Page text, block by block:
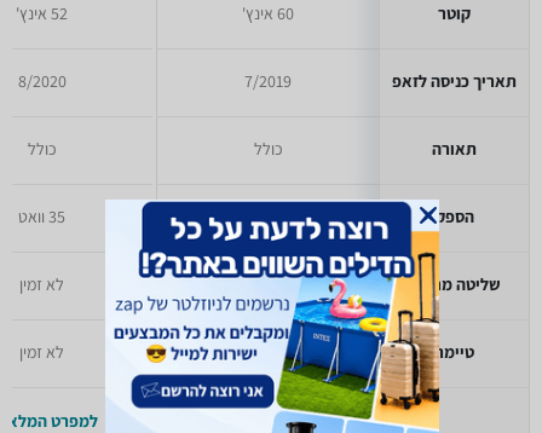
קוטר
תאריך כניסה לזאפ
תאורה
הספק
שליטה מרחוק
טיימר
60 אינץ'
7/2019
כולל
45 וואט
שלט רחוק
לא זמין
למפרט המלא >>
52 אינץ'
8/2020
כולל
35 וואט
לא זמין
לא זמין
למפרט המלא